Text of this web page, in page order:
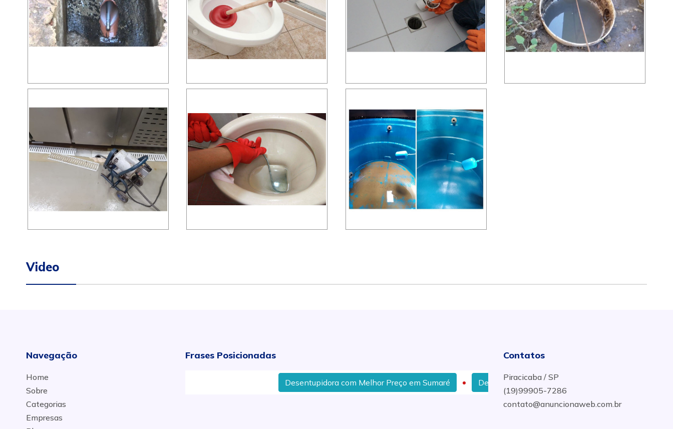
Video
Navegação
Home
Sobre
Categorias
Empresas
Frases Posicionadas
Desentupidora com Melhor Preço em Sumaré Desentupir Encanamento com Melhor Preço em Campinas
Contatos
Piracicaba / SP
(19)99905-7286
contato@anuncionaweb.com.br